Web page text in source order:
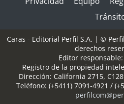
Caras - Editorial Perfil S.A. | ©
derechos
Editor
Registro de la propiedad
Dirección: California 2715,
Teléfono: (+5411) 7091-4921 /